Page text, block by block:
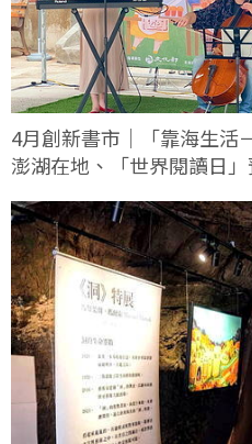
4月創新書市｜「靠海生活
澎湖在地、「世界閱讀日